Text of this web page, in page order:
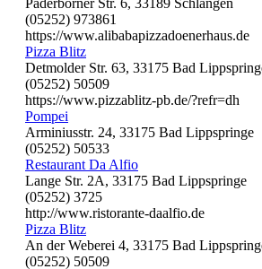
(05252) 973861
https://www.alibabapizzadoenerhaus.de
Pizza Blitz
Detmolder Str. 63, 33175 Bad
(05252) 50509
https://www.pizzablitz-pb.de/?refr=dh
Pompei
Arminiusstr. 24, 33175 Bad Lippspringe
(05252) 50533
Restaurant Da Alfio
Lange Str. 2A, 33175 Bad Lippspringe
(05252) 3725
http://www.ristorante-daalfio.de
Pizza Blitz
An der Weberei 4, 33175 Bad
(05252) 50509